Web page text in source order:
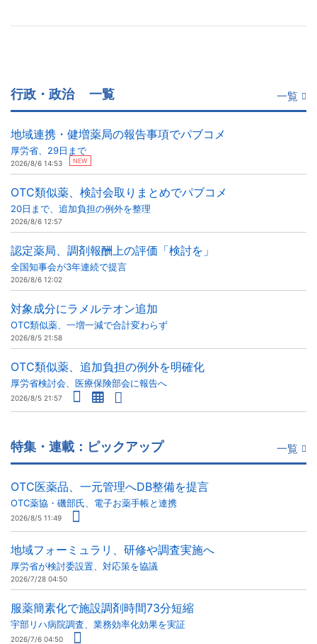
行政・政治 一覧 一覧
地域連携・健増薬局の報告事項でパブコメ
厚労省、29日まで
2026/8/6 14:53 NEW
OTC類似薬、検討会取りまとめでパブコメ
20日まで、追加負担の例外を整理
2026/8/6 12:57
認定薬局、調剤報酬上の評価「検討を」
全国知事会が3年連続で提言
2026/8/6 12:02
対象成分にラメルテオン追加
OTC類似薬、一増一減で合計変わらず
2026/8/5 21:58
OTC類似薬、追加負担の例外を明確化
厚労省検討会、医療保険部会に報告へ
2026/8/5 21:57
特集・連載：ピックアップ 一覧
OTC医薬品、一元管理へDB整備を提言
OTC薬協・磯部氏、電子お薬手帳と連携
2026/8/5 11:49
地域フォーミュラリ、研修や調査実施へ
厚労省が検討委設置、対応策を協議
2026/7/28 04:50
服薬簡素化で施設調剤時間73分短縮
宇部リハ病院調査、業務効率化効果を実証
2026/7/6 04:50